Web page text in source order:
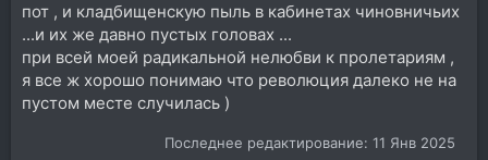
пот , и кладбищенскую пыль в кабинетах чиновничьих
...и их же давно пустых головах ...
при всей моей радикальной нелюбви к пролетариям ,
я все ж хорошо понимаю что революция далеко не на
пустом месте случилась )
Последнее редактирование: 11 Янв 2025